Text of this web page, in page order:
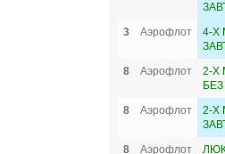
3
Аэрофлот
4-Х
8
Аэрофлот
2-Х
8
Аэрофлот
2-Х
8
Аэрофлот